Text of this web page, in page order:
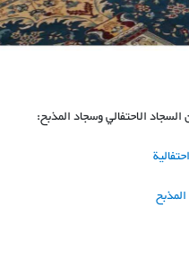
الاحتفالي وسجاد المذبح: